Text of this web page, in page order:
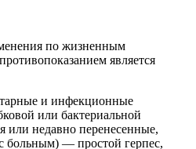
по жизненным
является
и инфекционные
или бактериальной
или недавно перенесенные,
больным) — простой герпес,